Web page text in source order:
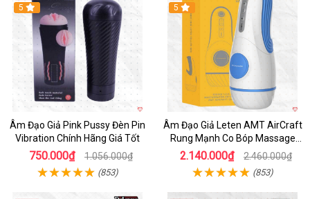
5
Âm Đạo Giả Pink Pussy Đèn Pin
Vibration Chính Hãng Giá Tốt
750.000₫ 1.056.000₫
(853)
5
Âm Đạo Giả Leten AMT AirCraft
Rung Mạnh Co Bóp Massage
Êm Ái
2.140.000₫ 2.460.000₫
(853)